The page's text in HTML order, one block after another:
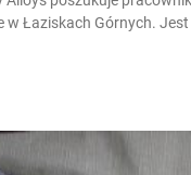
Łaziskach Górnych.